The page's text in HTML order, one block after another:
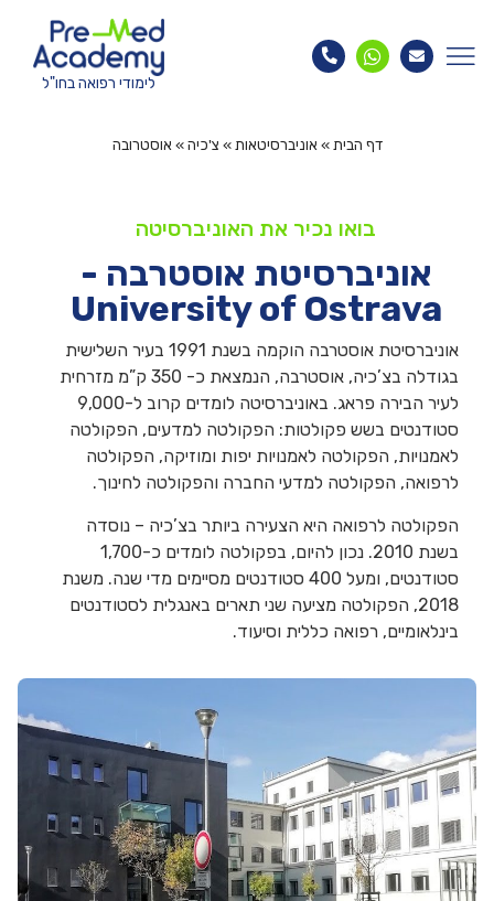
לימודי רפואה בחו"ל
דף הבית»אוניברסיטאות» צ'כיה»אוסטרובה
בואו נכיר את האוניברסיטה
אוניברסיטת אוסטרבה -
University of Ostrava
אוניברסיטת אוסטרבה הוקמה בשנת 1991 בעיר השלישית
בגודלה בצ’כיה, אוסטרבה, הנמצאת כ- 350 ק”מ מזרחית
לעיר הבירה פראג. באוניברסיטה לומדים קרוב ל-9,000
סטודנטים בשש פקולטות: הפקולטה למדעים, הפקולטה
לאמנויות, הפקולטה לאמנויות יפות ומוזיקה, הפקולטה
לרפואה, הפקולטה למדעי החברה והפקולטה לחינוך.
הפקולטה לרפואה היא הצעירה ביותר בצ’כיה – נוסדה
בשנת 2010. נכון להיום, בפקולטה לומדים כ-1,700
סטודנטים, ומעל 400 סטודנטים מסיימים מדי שנה. משנת
2018, הפקולטה מציעה שני תארים באנגלית לסטודנטים
בינלאומיים, רפואה כללית וסיעוד.